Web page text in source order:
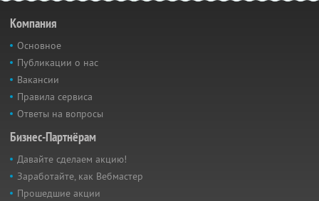
Компания
Основное
Публикации о нас
Вакансии
Правила сервиса
Ответы на вопросы
Бизнес-Партнёрам
Давайте сделаем акцию!
Заработайте, как Вебмастер
Прошедшие акции